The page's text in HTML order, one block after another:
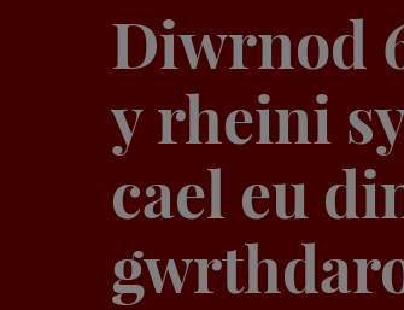
Diwrnod
y rheini
cael eu